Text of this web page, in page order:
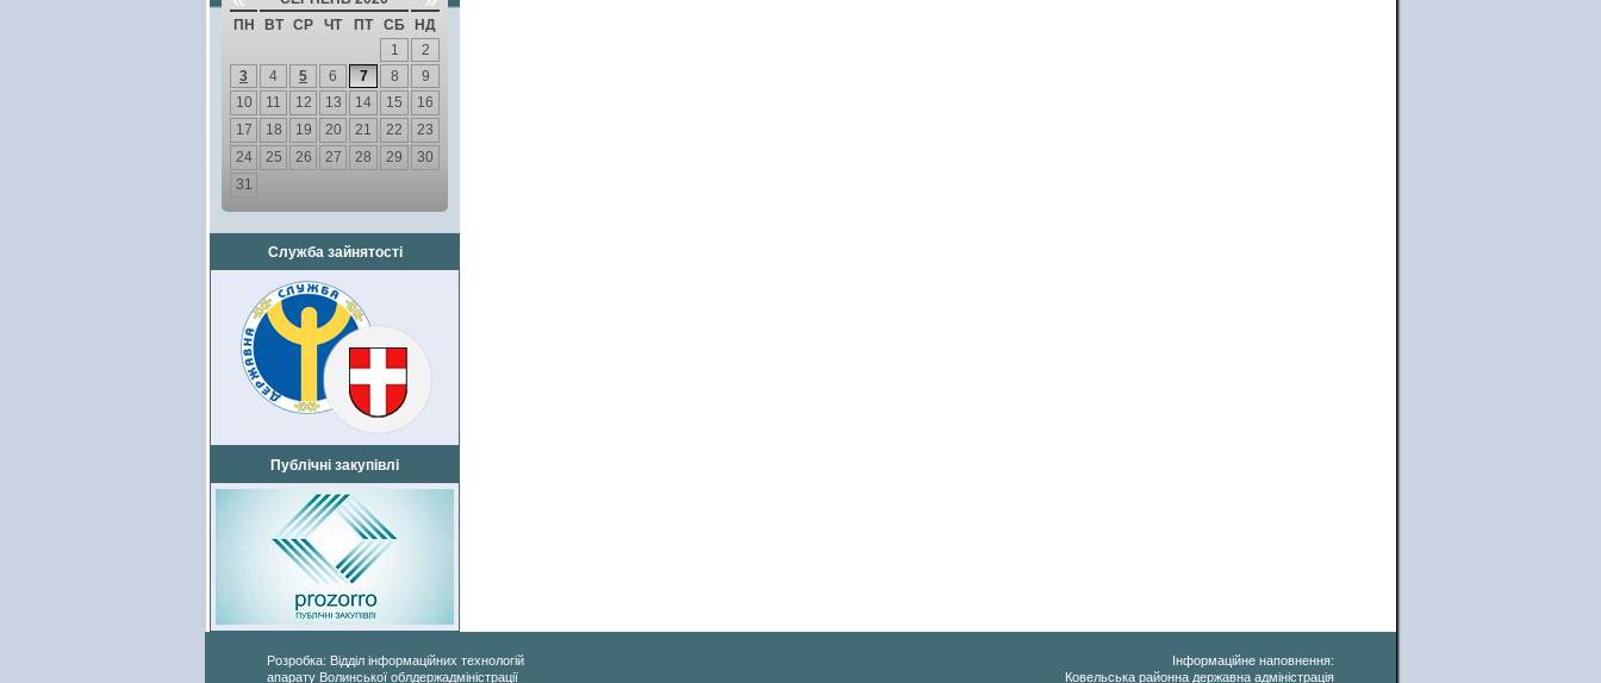
ПН ВТ СР ЧТ ПТ СБ
НД
1
2
3
4 5 6 7 8
9
10
11 12 13 14 15
16
17
18 19 20 21 22
23
24
25 26 27 28 29
30
31
Служба зайнятості
Публічні закупівлі
Розробка: Відділ інформаційних технологій
апарату Волинської облдержадміністрації
Інформаційне наповнення:
Ковельська районна державна адміністрація